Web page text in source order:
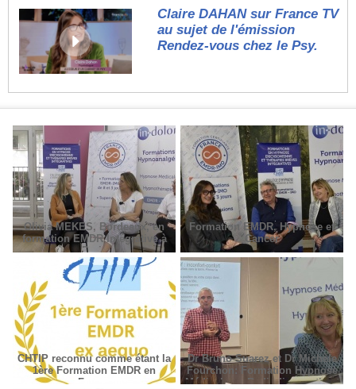
Claire DAHAN sur France TV
au sujet de l'émission
Rendez-vous chez le Psy.
Olivia MEKES, Bordeaux, en
formation EMDR Intégrative à
Paris
Formation EMDR, Hypnose et
Cancer
CHTIP reconnu comme étant la
1ère Formation EMDR en
France
Dr Bruno Suarez et Dr Michèle
Fourchon: Formation Hypnose
Médicale en Radiodiagnostic et